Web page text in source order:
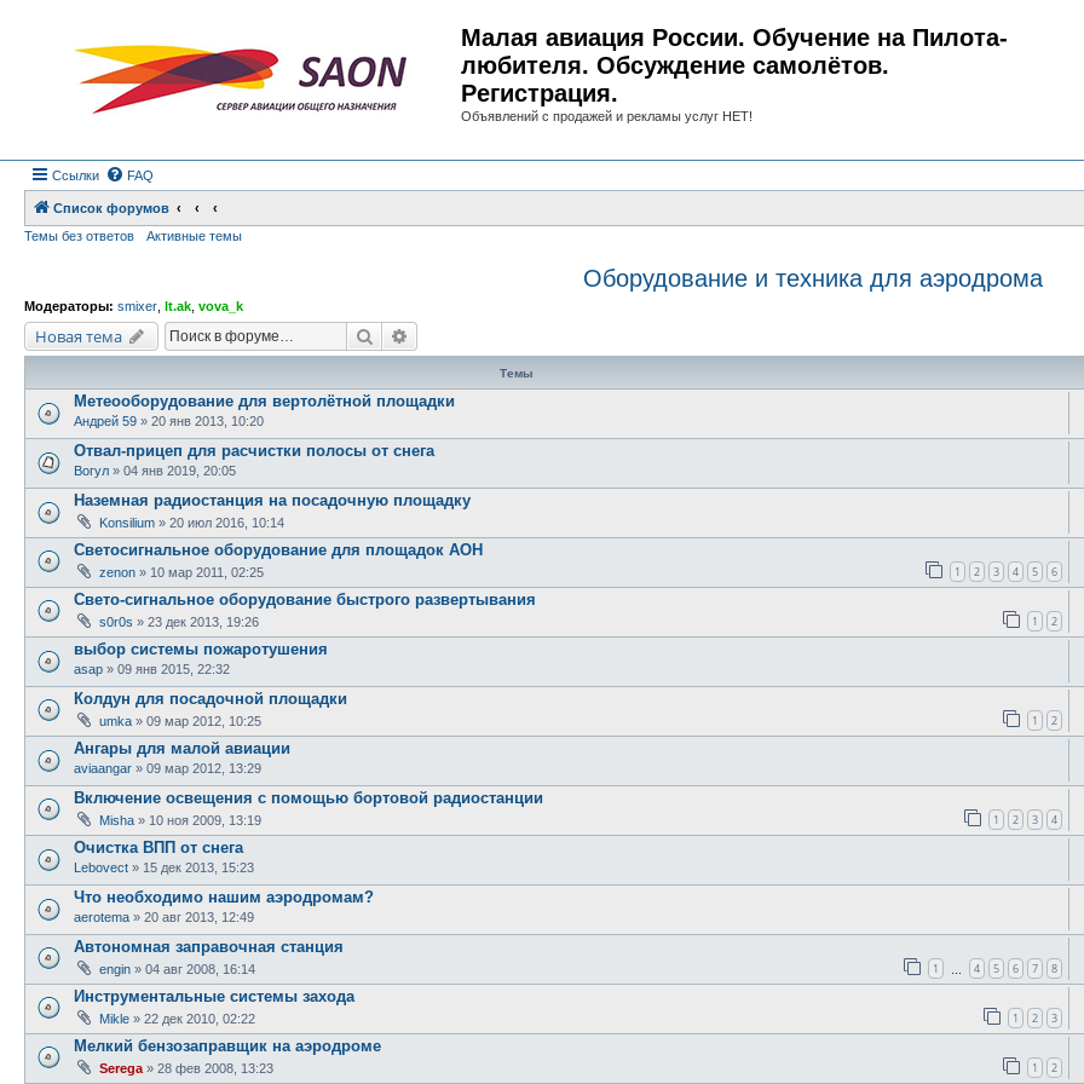
Малая авиация России. Обучение на Пилота-
любителя. Обсуждение самолётов.
Регистрация.
Объявлений с продажей и рекламы услуг НЕТ!
Ссылки FAQ
Список форумов
Темы без ответов
Активные темы
Оборудование и техника для аэродрома
Модераторы: smixer lt.ak vova_k
Новая тема Поиск
Темы
Метеооборудование для вертолётной площадки
Андрей 59 » 20 янв 2013, 10:20
Отвал-прицеп для расчистки полосы от снега
Вогул » 04 янв 2019, 20:05
Наземная радиостанция на посадочную площадку
Konsilium » 20 июл 2016, 10:14
Светосигнальное оборудование для площадок АОН
zenon » 10 мар 2011, 02:25 1 2 3 4 5 6
Свето-сигнальное оборудование быстрого развертывания
s0r0s » 23 дек 2013, 19:26 1 2
выбор системы пожаротушения
asap » 09 янв 2015, 22:32
Колдун для посадочной площадки
umka » 09 мар 2012, 10:25 1 2
Ангары для малой авиации
aviaangar » 09 мар 2012, 13:29
Включение освещения с помощью бортовой радиостанции
Misha » 10 ноя 2009, 13:19 1 2 3 4
Очистка ВПП от снега
Lebovect » 15 дек 2013, 15:23
Что необходимо нашим аэродромам?
aerotema » 20 авг 2013, 12:49
Автономная заправочная станция
engin » 04 авг 2008, 16:14 1 4 5 6 7 8
Инструментальные системы захода
Mikle » 22 дек 2010, 02:22 1 2 3
Мелкий бензозаправщик на аэродроме
Serega » 28 фев 2008, 13:23 1 2